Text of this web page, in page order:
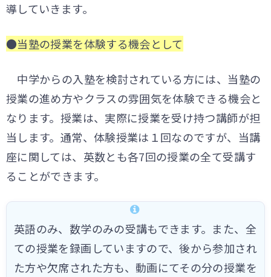
導していきます。
●当塾の授業を体験する機会として
中学からの入塾を検討されている方には、当塾の
授業の進め方やクラスの雰囲気を体験できる機会と
なります。授業は、実際に授業を受け持つ講師が担
当します。通常、体験授業は１回なのですが、当講
座に関しては、英数とも各7回の授業の全て受講す
ることができます。
英語のみ、数学のみの受講もできます。また、全
ての授業を録画していますので、後から参加され
た方や欠席された方も、動画にてその分の授業を